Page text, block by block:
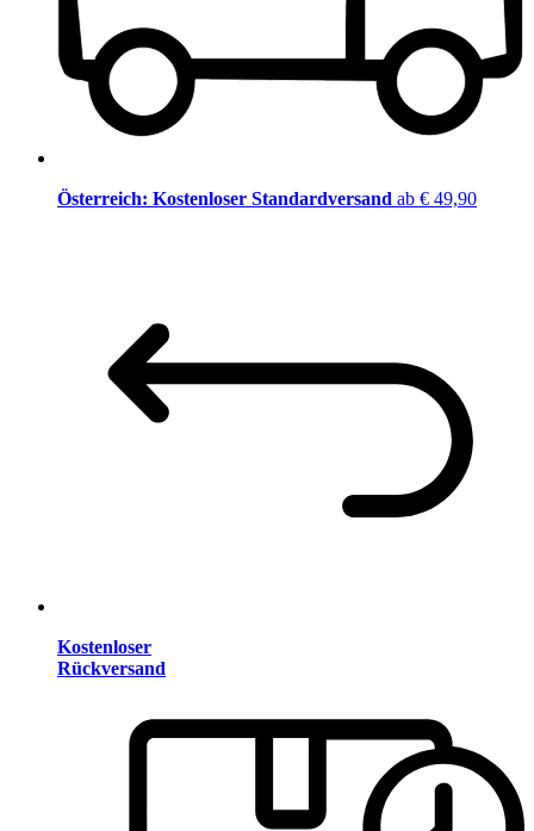
Österreich: Kostenloser Standardversand ab € 49,90
Kostenloser
Rückversand